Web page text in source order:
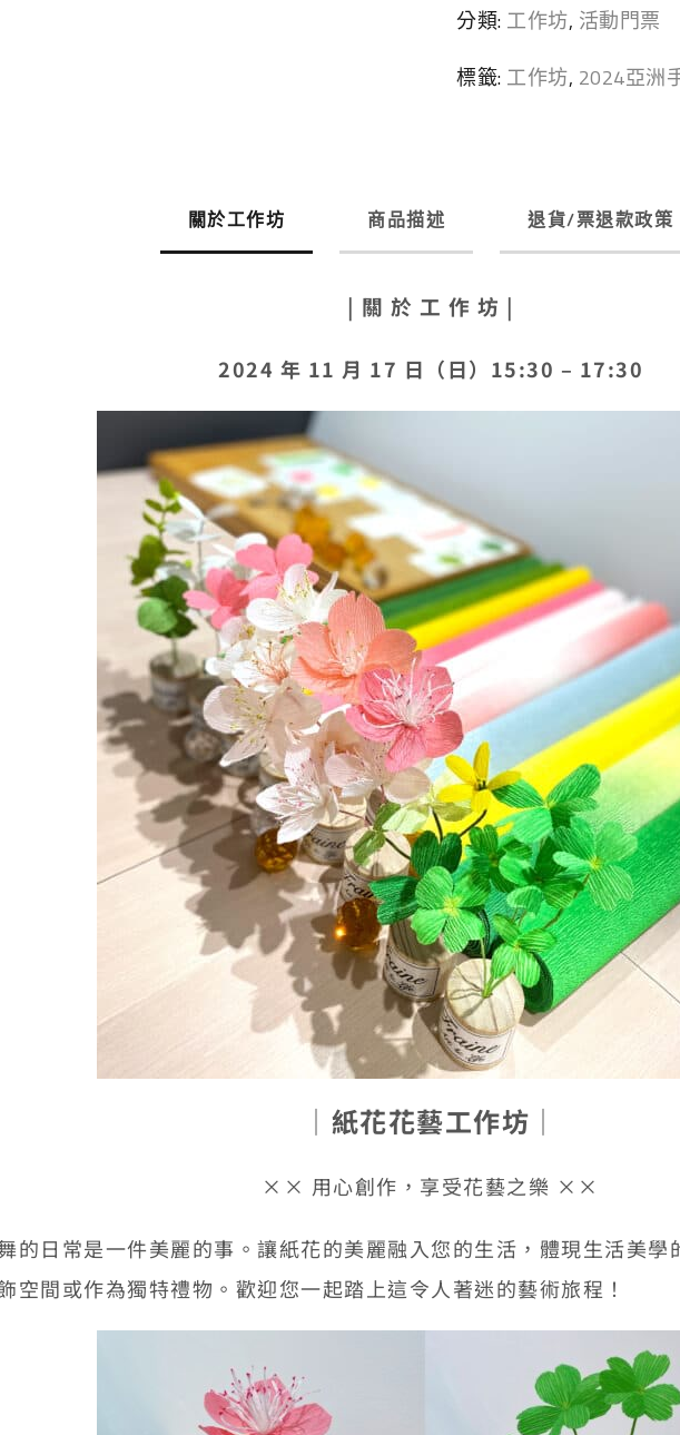
分類: 工作坊, 活動門票
標籤: 工作坊, 2024亞洲
關於工作坊 商品描述 退貨/票退款政策
| 關 於 工 作 坊 |
2024 年 11 月 17 日（日）15:30 – 17:30
│ 紙花花藝工作坊 │
×× 用心創作，享受花藝之樂 ××
的日常是一件美麗的事。讓紙花的美麗融入您的生活，體現生活美
空間或作為獨特禮物。歡迎您一起踏上這令人著迷的藝術旅程！